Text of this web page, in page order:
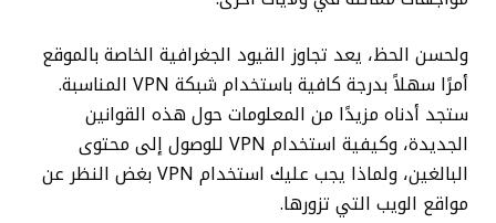
ولحسن الحظ، يعد تجاوز القيود الجغرافية الخاصة بالموقع
أمرًا سهلاً بدرجة كافية باستخدام شبكة VPN المناسبة.
ستجد أدناه مزيدًا من المعلومات حول هذه القوانين
الجديدة، وكيفية استخدام VPN للوصول إلى محتوى
البالغين، ولماذا يجب عليك استخدام VPN بغض النظر عن
مواقع الويب التي تزورها.